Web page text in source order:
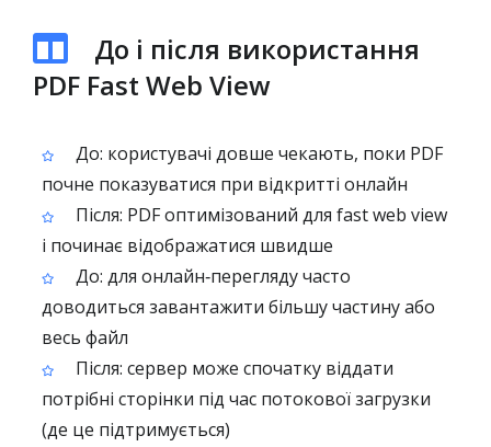
До і після використання
PDF Fast Web View
До: користувачі довше чекають, поки PDF
почне показуватися при відкритті онлайн
Після: PDF оптимізований для fast web view
і починає відображатися швидше
До: для онлайн‑перегляду часто
доводиться завантажити більшу частину або
весь файл
Після: сервер може спочатку віддати
потрібні сторінки під час потокової загрузки
(де це підтримується)